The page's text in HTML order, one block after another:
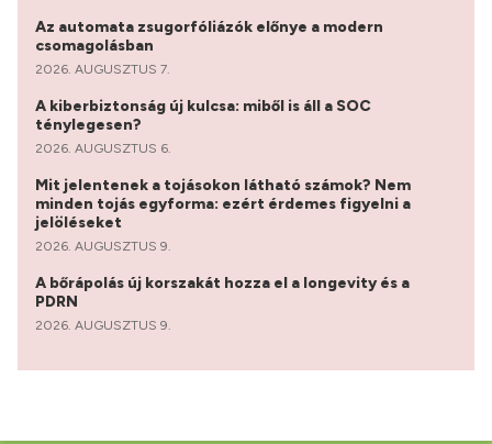
Az automata zsugorfóliázók előnye a modern
csomagolásban
2026. AUGUSZTUS 7.
A kiberbiztonság új kulcsa: miből is áll a SOC
ténylegesen?
2026. AUGUSZTUS 6.
Mit jelentenek a tojásokon látható számok? Nem
minden tojás egyforma: ezért érdemes figyelni a
jelöléseket
2026. AUGUSZTUS 9.
A bőrápolás új korszakát hozza el a longevity és a
PDRN
2026. AUGUSZTUS 9.